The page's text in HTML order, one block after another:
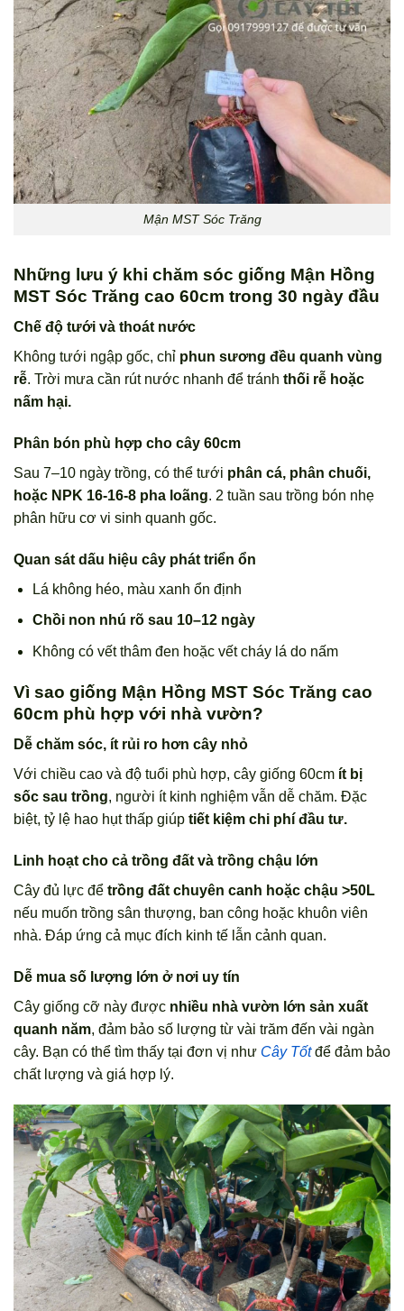
Mận MST Sóc Trăng
Những lưu ý khi chăm sóc giống Mận Hồng
MST Sóc Trăng cao 60cm trong 30 ngày đầu
Chế độ tưới và thoát nước
Không tưới ngập gốc, chỉ phun sương đều quanh vùng
rễ. Trời mưa cần rút nước nhanh để tránh thối rễ hoặc
nấm hại.
Phân bón phù hợp cho cây 60cm
Sau 7–10 ngày trồng, có thể tưới phân cá, phân chuối,
hoặc NPK 16-16-8 pha loãng. 2 tuần sau trồng bón nhẹ
phân hữu cơ vi sinh quanh gốc.
Quan sát dấu hiệu cây phát triển ổn
Lá không héo, màu xanh ổn định
Chồi non nhú rõ sau 10–12 ngày
Không có vết thâm đen hoặc vết cháy lá do nấm
Vì sao giống Mận Hồng MST Sóc Trăng cao
60cm phù hợp với nhà vườn?
Dễ chăm sóc, ít rủi ro hơn cây nhỏ
Với chiều cao và độ tuổi phù hợp, cây giống 60cm ít bị
sốc sau trồng, người ít kinh nghiệm vẫn dễ chăm. Đặc
biệt, tỷ lệ hao hụt thấp giúp tiết kiệm chi phí đầu tư.
Linh hoạt cho cả trồng đất và trồng chậu lớn
Cây đủ lực để trồng đất chuyên canh hoặc chậu >50L
nếu muốn trồng sân thượng, ban công hoặc khuôn viên
nhà. Đáp ứng cả mục đích kinh tế lẫn cảnh quan.
Dễ mua số lượng lớn ở nơi uy tín
Cây giống cỡ này được nhiều nhà vườn lớn sản xuất
quanh năm, đảm bảo số lượng từ vài trăm đến vài ngàn
cây. Bạn có thể tìm thấy tại đơn vị như Cây Tốtđể đảm bảo
chất lượng và giá hợp lý.